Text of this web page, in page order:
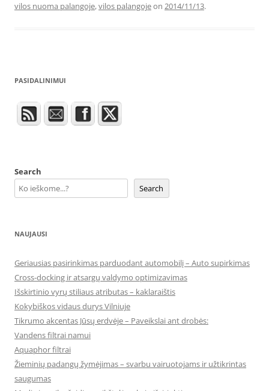
vilos nuoma palangoje,vilos palangojeon 2014/11/13.
PASIDALINIMUI
Search
Search
NAUJAUSI
Geriausias pasirinkimas parduodant automobilį – Auto supirkimas
Cross-docking ir atsargų valdymo optimizavimas
Išskirtinio vyrų stiliaus atributas – kaklaraištis
Kokybiškos vidaus durys Vilniuje
Tikrumo akcentas Jūsų erdvėje – Paveikslai ant drobės:
Vandens filtrai namui
Aquaphor filtrai
Žieminių padangų žymėjimas – svarbu vairuotojams ir užtikrintas
saugumas